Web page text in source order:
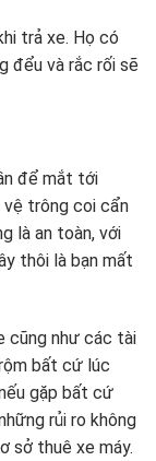
trả xe. Họ có
đểu và rắc rối sẽ
để mắt tới
vệ trông coi cẩn
là an toàn, với
thôi là bạn mất
cũng như các tài
bất cứ lúc
gặp bất cứ
rủi ro không
sở thuê xe máy.